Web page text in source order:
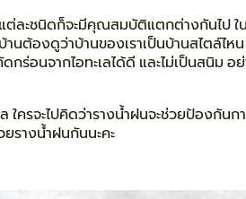
ละชนิดก็จะมีคุณสมบัติแตกต่างกันไป ใ
นต้องดูว่าบ้านของเราเป็นบ้านสไตล์ไห
ร่อนจากไอทะเลได้ดี และไม่เป็นสนิม
ครจะไปคิดว่ารางน้ำฝนจะช่วยป้องกันก
รางน้ำฝนกันนะคะ